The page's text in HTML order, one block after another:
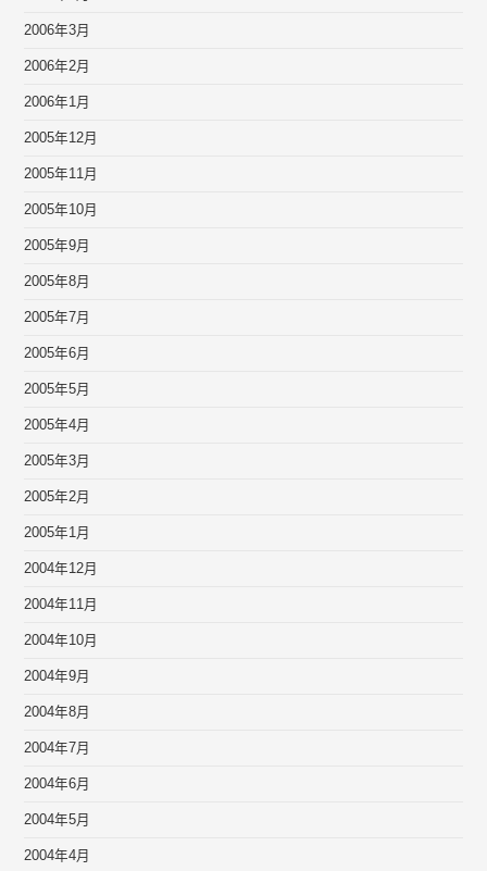
2006年3月
2006年2月
2006年1月
2005年12月
2005年11月
2005年10月
2005年9月
2005年8月
2005年7月
2005年6月
2005年5月
2005年4月
2005年3月
2005年2月
2005年1月
2004年12月
2004年11月
2004年10月
2004年9月
2004年8月
2004年7月
2004年6月
2004年5月
2004年4月